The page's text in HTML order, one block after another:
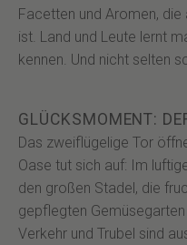
Facetten und Aromen,
ist. Land und Leute lernt
kennen. Und nicht selten
GLÜCKSMOMENT:
Das zweiflügelige Tor
Oase tut sich auf: Im
den großen Stadel, die
gepflegten
Verkehr und Trubel sind